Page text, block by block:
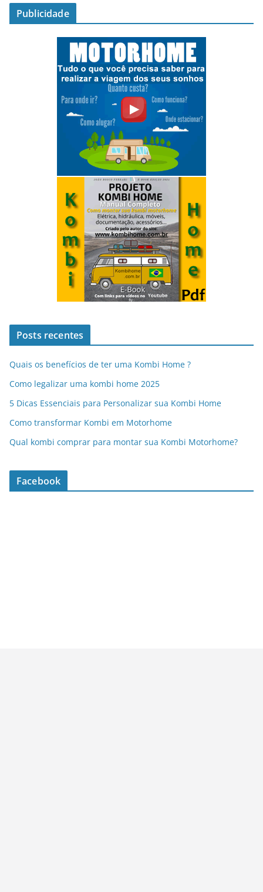
Publicidade
Posts recentes
Quais os benefícios de ter uma Kombi Home ?
Como legalizar uma kombi home 2025
5 Dicas Essenciais para Personalizar sua Kombi Home
Como transformar Kombi em Motorhome
Qual kombi comprar para montar sua Kombi Motorhome?
Facebook